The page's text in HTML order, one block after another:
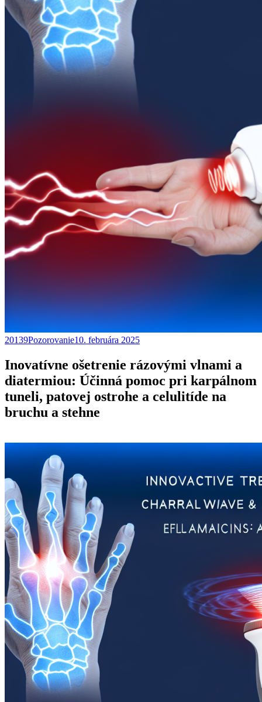
20139Pozorovanie10. februára 2025
Inovatívne ošetrenie rázovými vlnami a
diatermiou: Účinná pomoc pri karpálnom
tuneli, patovej ostrohe a celulitíde na
bruchu a stehne